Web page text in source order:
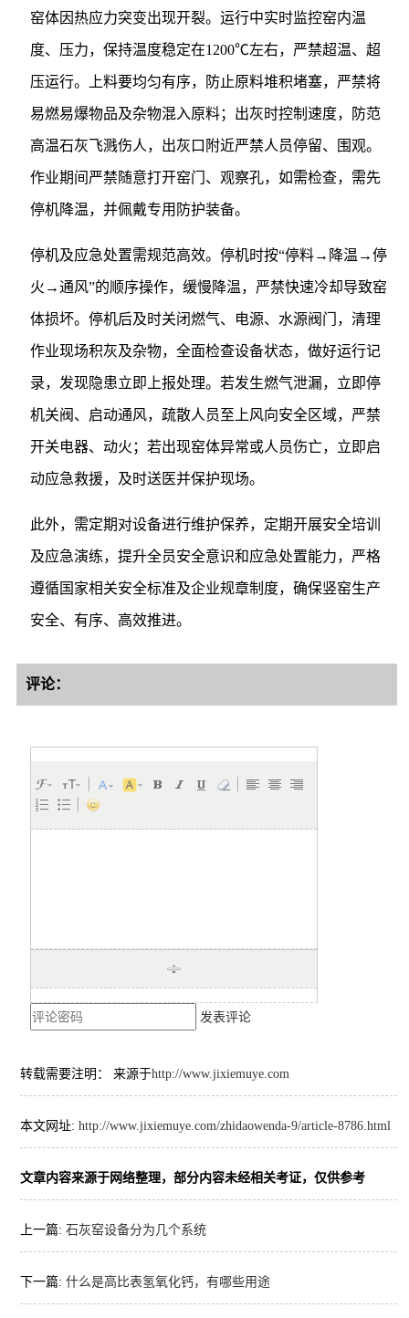
窑体因热应力突变出现开裂。运行中实时监控窑内温
度、压力，保持温度稳定在1200℃左右，严禁超温、超
压运行。上料要均匀有序，防止原料堆积堵塞，严禁将
易燃易爆物品及杂物混入原料；出灰时控制速度，防范
高温石灰飞溅伤人，出灰口附近严禁人员停留、围观。
作业期间严禁随意打开窑门、观察孔，如需检查，需先
停机降温，并佩戴专用防护装备。
停机及应急处置需规范高效。停机时按“停料→降温→停
火→通风”的顺序操作，缓慢降温，严禁快速冷却导致窑
体损坏。停机后及时关闭燃气、电源、水源阀门，清理
作业现场积灰及杂物，全面检查设备状态，做好运行记
录，发现隐患立即上报处理。若发生燃气泄漏，立即停
机关阀、启动通风，疏散人员至上风向安全区域，严禁
开关电器、动火；若出现窑体异常或人员伤亡，立即启
动应急救援，及时送医并保护现场。
此外，需定期对设备进行维护保养，定期开展安全培训
及应急演练，提升全员安全意识和应急处置能力，严格
遵循国家相关安全标准及企业规章制度，确保竖窑生产
安全、有序、高效推进。
评论：
发表评论
转载需要注明： 来源于http://www.jixiemuye.com
本文网址: http://www.jixiemuye.com/zhidaowenda-9/article-8786.html
文章内容来源于网络整理，部分内容未经相关考证，仅供参考
上一篇: 石灰窑设备分为几个系统
下一篇: 什么是高比表氢氧化钙，有哪些用途